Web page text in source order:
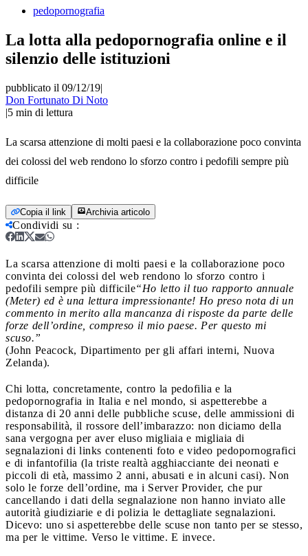
pedopornografia
La lotta alla pedopornografia online e il
silenzio delle istituzioni
pubblicato il 09/12/19|
Don Fortunato Di Noto
|5 min di lettura
La scarsa attenzione di molti paesi e la collaborazione poco convinta
dei colossi del web rendono lo sforzo contro i pedofili sempre più
difficile
Copia il link Archivia articolo
Condividi su :
La scarsa attenzione di molti paesi e la collaborazione poco
convinta dei colossi del web rendono lo sforzo contro i
pedofili sempre più difficile“Ho letto il tuo rapporto annuale
(Meter) ed è una lettura impressionante! Ho preso nota di un
commento in merito alla mancanza di risposte da parte delle
forze dell’ordine, compreso il mio paese. Per questo mi
scuso.”
(John Peacock, Dipartimento per gli affari interni, Nuova
Zelanda).
Chi lotta, concretamente, contro la pedofilia e la
pedopornografia in Italia e nel mondo, si aspetterebbe a
distanza di 20 anni delle pubbliche scuse, delle ammissioni di
responsabilità, il rossore dell’imbarazzo: non diciamo della
sana vergogna per aver eluso migliaia e migliaia di
segnalazioni di links contenenti foto e video pedopornografici
e di infantofilia (la triste realtà agghiacciante dei neonati e
piccoli di età, massimo 2 anni, abusati e in alcuni casi). Non
solo le forze dell’ordine, ma i Server Provider, che pur
cancellando i dati della segnalazione non hanno inviato alle
autorità giudiziarie e di polizia le dettagliate segnalazioni.
Dicevo: uno si aspetterebbe delle scuse non tanto per se stesso,
ma per le vittime. Verso le vittime. E invece.